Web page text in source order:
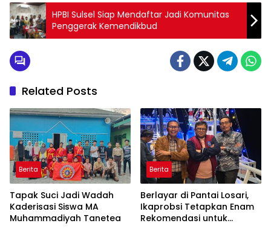
HPBI Sulsel Siap Mendaftar Jadi Komunitas
Penggerak Kemendikbud
Related Posts
Berita
Tapak Suci Jadi Wadah
Kaderisasi Siswa MA
Muhammadiyah Tanetea
Berita
Berlayar di Pantai Losari,
Ikaprobsi Tetapkan Enam
Rekomendasi untuk